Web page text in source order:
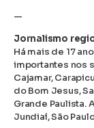
—
Jornalismo
Há mais de 17
importantes nos
Cajamar,
do Bom Jesus,
Grande Paulista.
Jundiaí, São